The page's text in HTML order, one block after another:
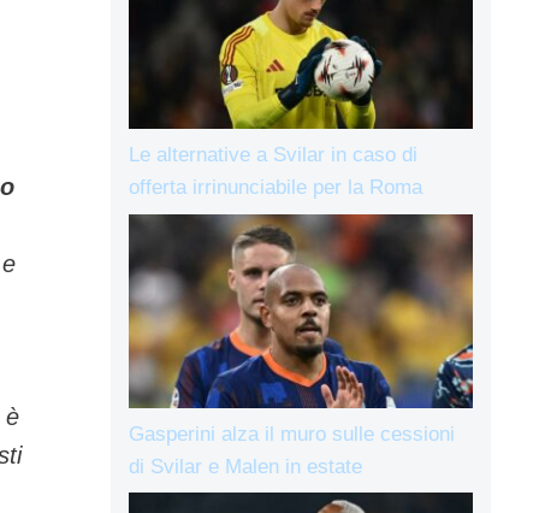
è
Le alternative a Svilar in caso di
offerta irrinunciabile per la Roma
Gasperini alza il muro sulle cessioni
di Svilar e Malen in estate